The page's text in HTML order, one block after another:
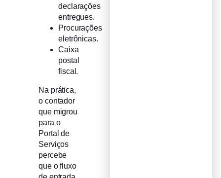
declarações
entregues.
Procurações
eletrônicas.
Caixa
postal
fiscal.
Na prática,
o contador
que migrou
para o
Portal de
Serviços
percebe
que o fluxo